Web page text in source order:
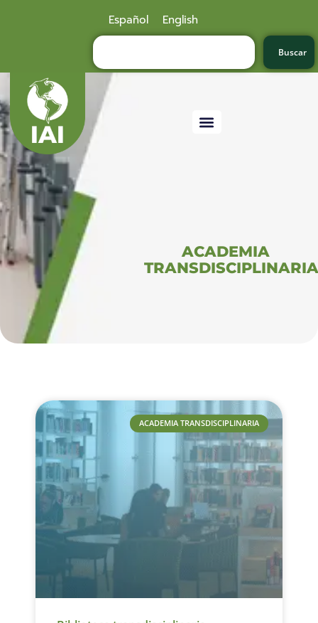
Español English
Buscar
ACADEMIA
ACADEMIA TRANSDISCIPLINARIA